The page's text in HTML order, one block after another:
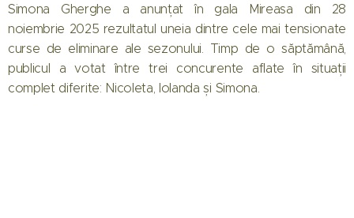
Simona Gherghe a anunțat în gala Mireasa din 28
noiembrie 2025 rezultatul uneia dintre cele mai tensionate
curse de eliminare ale sezonului. Timp de o săptămână,
publicul a votat între trei concurente aflate în situații
complet diferite: Nicoleta, Iolanda și Simona.